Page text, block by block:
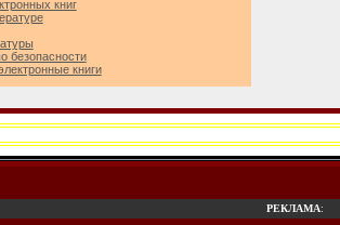
книг
безопасности
книги
РЕКЛАМА: